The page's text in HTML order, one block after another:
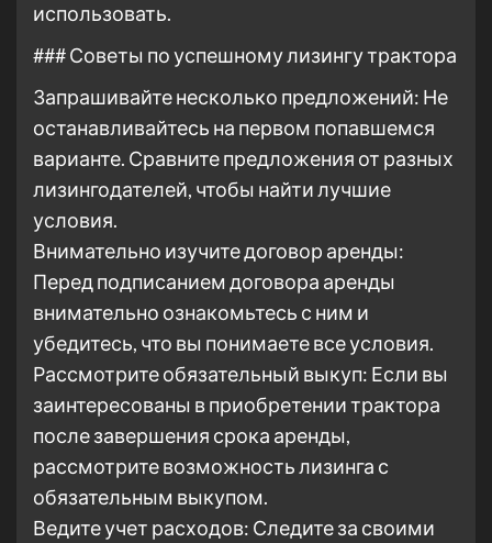
использовать.
### Советы по успешному лизингу трактора
Запрашивайте несколько предложений: Не
останавливайтесь на первом попавшемся
варианте. Сравните предложения от разных
лизингодателей, чтобы найти лучшие
условия.
Внимательно изучите договор аренды:
Перед подписанием договора аренды
внимательно ознакомьтесь с ним и
убедитесь, что вы понимаете все условия.
Рассмотрите обязательный выкуп: Если вы
заинтересованы в приобретении трактора
после завершения срока аренды,
рассмотрите возможность лизинга с
обязательным выкупом.
Ведите учет расходов: Следите за своими